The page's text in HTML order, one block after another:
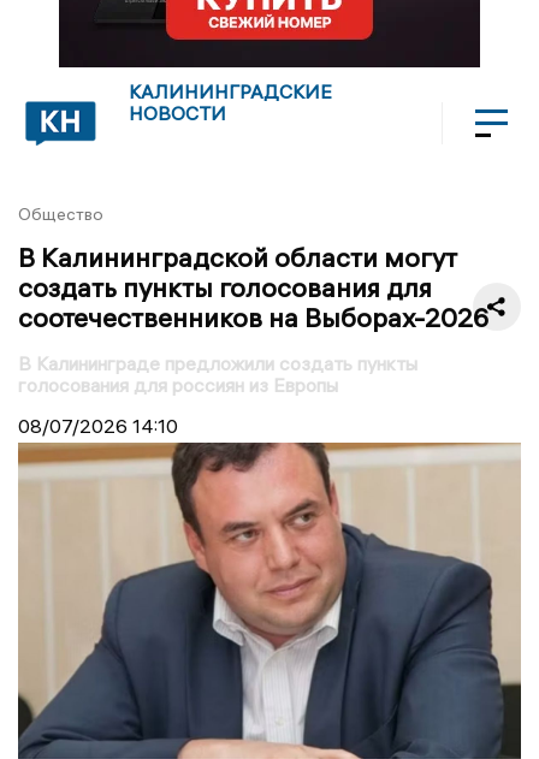
КАЛИНИНГРАДСКИЕ
НОВОСТИ
Общество
В Калининградской области могут
создать пункты голосования для
соотечественников на Выборах-2026
В Калининграде предложили создать пункты
голосования для россиян из Европы
08/07/2026 14:10